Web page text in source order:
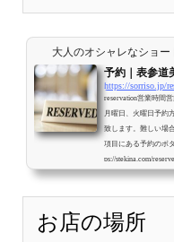
大人のオシャレなショ
予約｜表参道
https://sorriso.jp/
reservation営業時間
月曜日、火曜日予約
致します。難しい場
項目にある予約のボ
ps://stekina.com/
お店の場所